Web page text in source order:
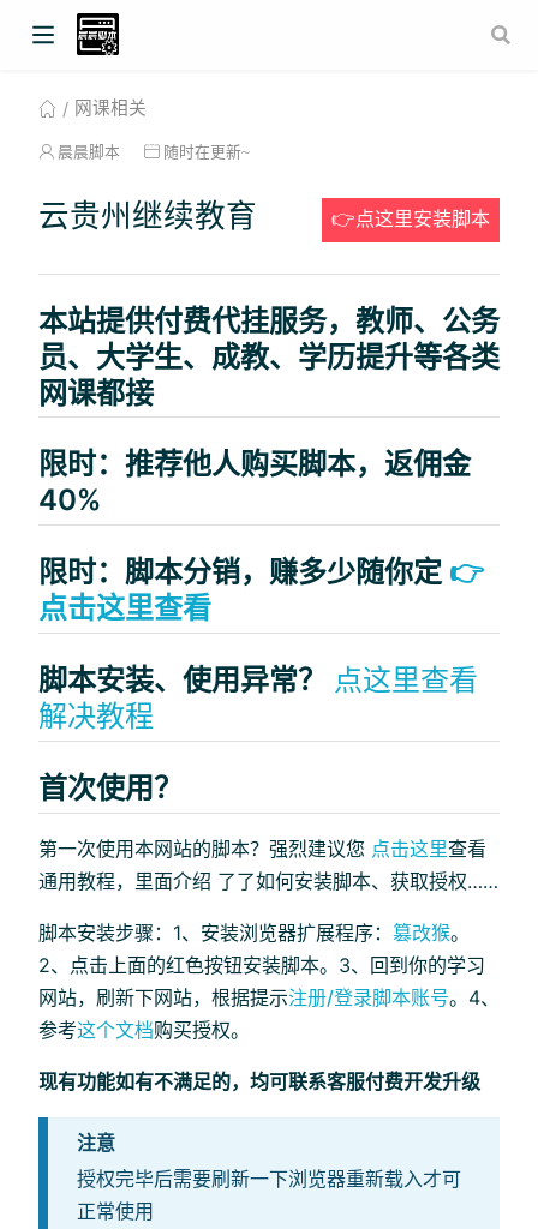
网课相关
晨晨脚本 随时在更新~
云贵州继续教育 👉点这里安装脚本
本站提供付费代挂服务，教师、公务
员、大学生、成教、学历提升等各类
网课都接
限时：推荐他人购买脚本，返佣金
40%
限时：脚本分销，赚多少随你定 👉
点击这里查看
脚本安装、使用异常？ 点这里查看
解决教程
首次使用？
第一次使用本网站的脚本？强烈建议您 点击这里查看
通用教程，里面介绍 了了如何安装脚本、获取授权……
脚本安装步骤：1、安装浏览器扩展程序： 篡改猴。
2、点击上面的红色按钮安装脚本。3、回到你的学习
网站，刷新下网站，根据提示注册/登录脚本账号。4、
参考这个文档购买授权。
现有功能如有不满足的，均可联系客服付费开发升级
注意
授权完毕后需要刷新一下浏览器重新载入才可
正常使用